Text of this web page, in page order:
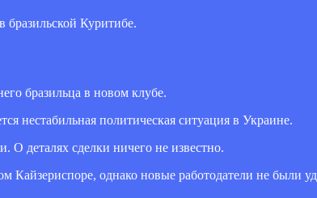
бразильской Куритибе.
бразильца в новом клубе.
нестабильная политическая ситуация в Украине.
О деталях сделки ничего не известно.
Кайзериспоре, однако новые работодатели не были